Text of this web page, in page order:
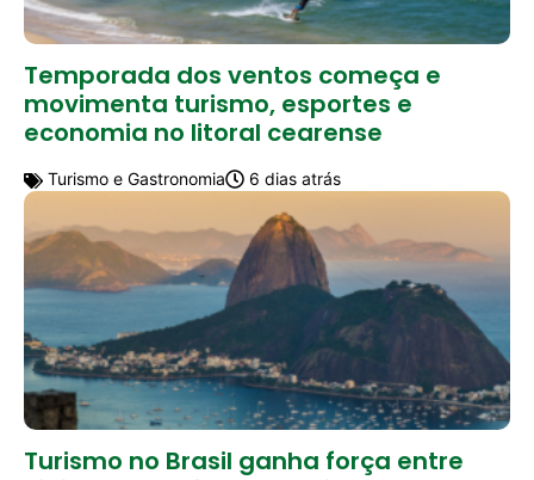
Temporada dos ventos começa e
movimenta turismo, esportes e
economia no litoral cearense
Turismo e Gastronomia 6 dias atrás
Turismo no Brasil ganha força entre